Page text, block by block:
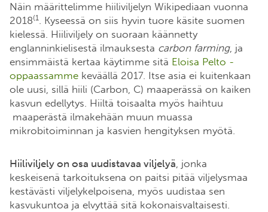
Näin määrittelimme hiiliviljelyn Wikipediaan vuonna
2018(1 . Kyseessä on siis hyvin tuore käsite suomen
kielessä. Hiiliviljely on suoraan käännetty
englanninkielisestä ilmauksesta carbon farming, ja
ensimmäistä kertaa käytimme sitä Eloisa Pelto -
oppaassamme keväällä 2017. Itse asia ei kuitenkaan
ole uusi, sillä hiili (Carbon, C) maaperässä on kaiken
kasvun edellytys. Hiiltä toisaalta myös haihtuu
maaperästä ilmakehään muun muassa
mikrobitoiminnan ja kasvien hengityksen myötä.
Hiiliviljely on osa uudistavaa viljelyä, jonka
keskeisenä tarkoituksena on paitsi pitää viljelysmaa
kestävästi viljelykelpoisena, myös uudistaa sen
kasvukuntoa ja elvyttää sitä kokonaisvaltaisesti.